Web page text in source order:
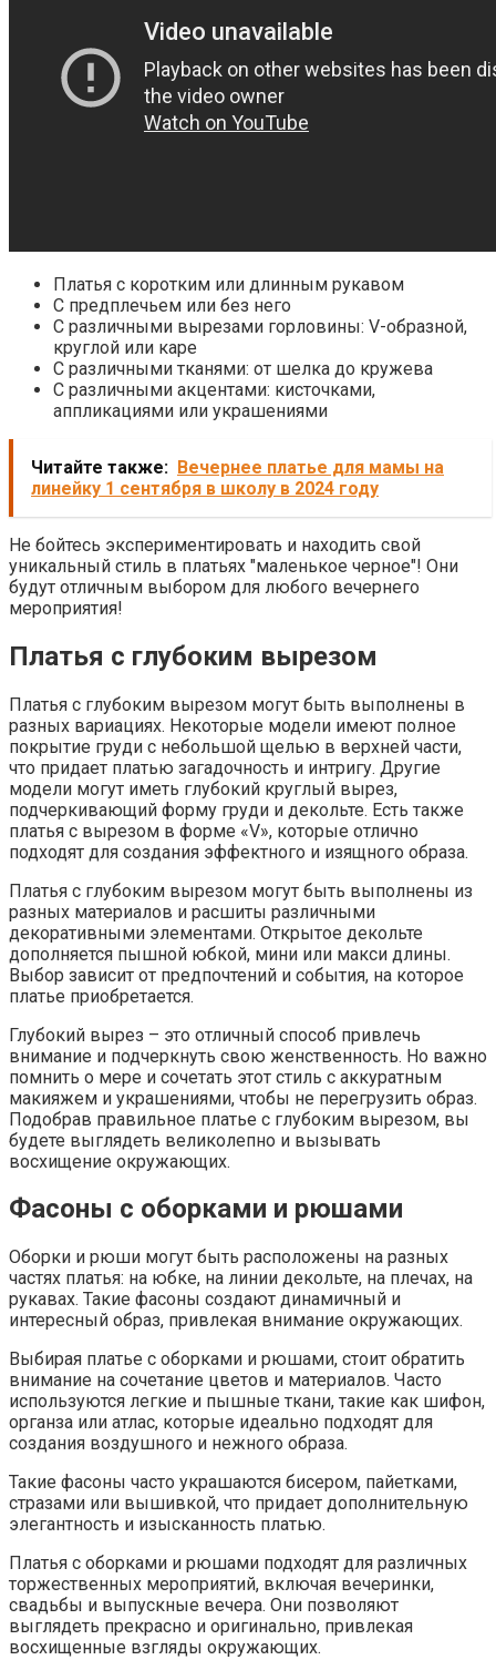
Платья с коротким или длинным рукавом
С предплечьем или без него
С различными вырезами горловины: V-образной,
круглой или каре
С различными тканями: от шелка до кружева
С различными акцентами: кисточками,
аппликациями или украшениями
Читайте также: Вечернее платье для мамы на
линейку 1 сентября в школу в 2024 году
Не бойтесь экспериментировать и находить свой
уникальный стиль в платьях "маленькое черное"! Они
будут отличным выбором для любого вечернего
мероприятия!
Платья с глубоким вырезом
Платья с глубоким вырезом могут быть выполнены в
разных вариациях. Некоторые модели имеют полное
покрытие груди с небольшой щелью в верхней части,
что придает платью загадочность и интригу. Другие
модели могут иметь глубокий круглый вырез,
подчеркивающий форму груди и декольте. Есть также
платья с вырезом в форме «V», которые отлично
подходят для создания эффектного и изящного образа.
Платья с глубоким вырезом могут быть выполнены из
разных материалов и расшиты различными
декоративными элементами. Открытое декольте
дополняется пышной юбкой, мини или макси длины.
Выбор зависит от предпочтений и события, на которое
платье приобретается.
Глубокий вырез – это отличный способ привлечь
внимание и подчеркнуть свою женственность. Но важно
помнить о мере и сочетать этот стиль с аккуратным
макияжем и украшениями, чтобы не перегрузить образ.
Подобрав правильное платье с глубоким вырезом, вы
будете выглядеть великолепно и вызывать
восхищение окружающих.
Фасоны с оборками и рюшами
Оборки и рюши могут быть расположены на разных
частях платья: на юбке, на линии декольте, на плечах, на
рукавах. Такие фасоны создают динамичный и
интересный образ, привлекая внимание окружающих.
Выбирая платье с оборками и рюшами, стоит обратить
внимание на сочетание цветов и материалов. Часто
используются легкие и пышные ткани, такие как шифон,
органза или атлас, которые идеально подходят для
создания воздушного и нежного образа.
Такие фасоны часто украшаются бисером, пайетками,
стразами или вышивкой, что придает дополнительную
элегантность и изысканность платью.
Платья с оборками и рюшами подходят для различных
торжественных мероприятий, включая вечеринки,
свадьбы и выпускные вечера. Они позволяют
выглядеть прекрасно и оригинально, привлекая
восхищенные взгляды окружающих.